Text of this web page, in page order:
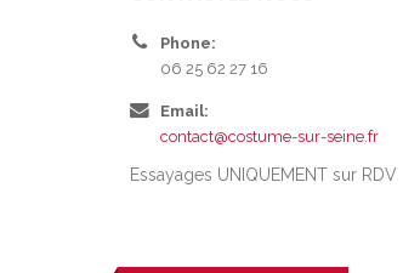
Phone:
06 25 62 27 16
Email:
contact@costume-sur-seine.fr
Essayages UNIQUEMENT sur RDV